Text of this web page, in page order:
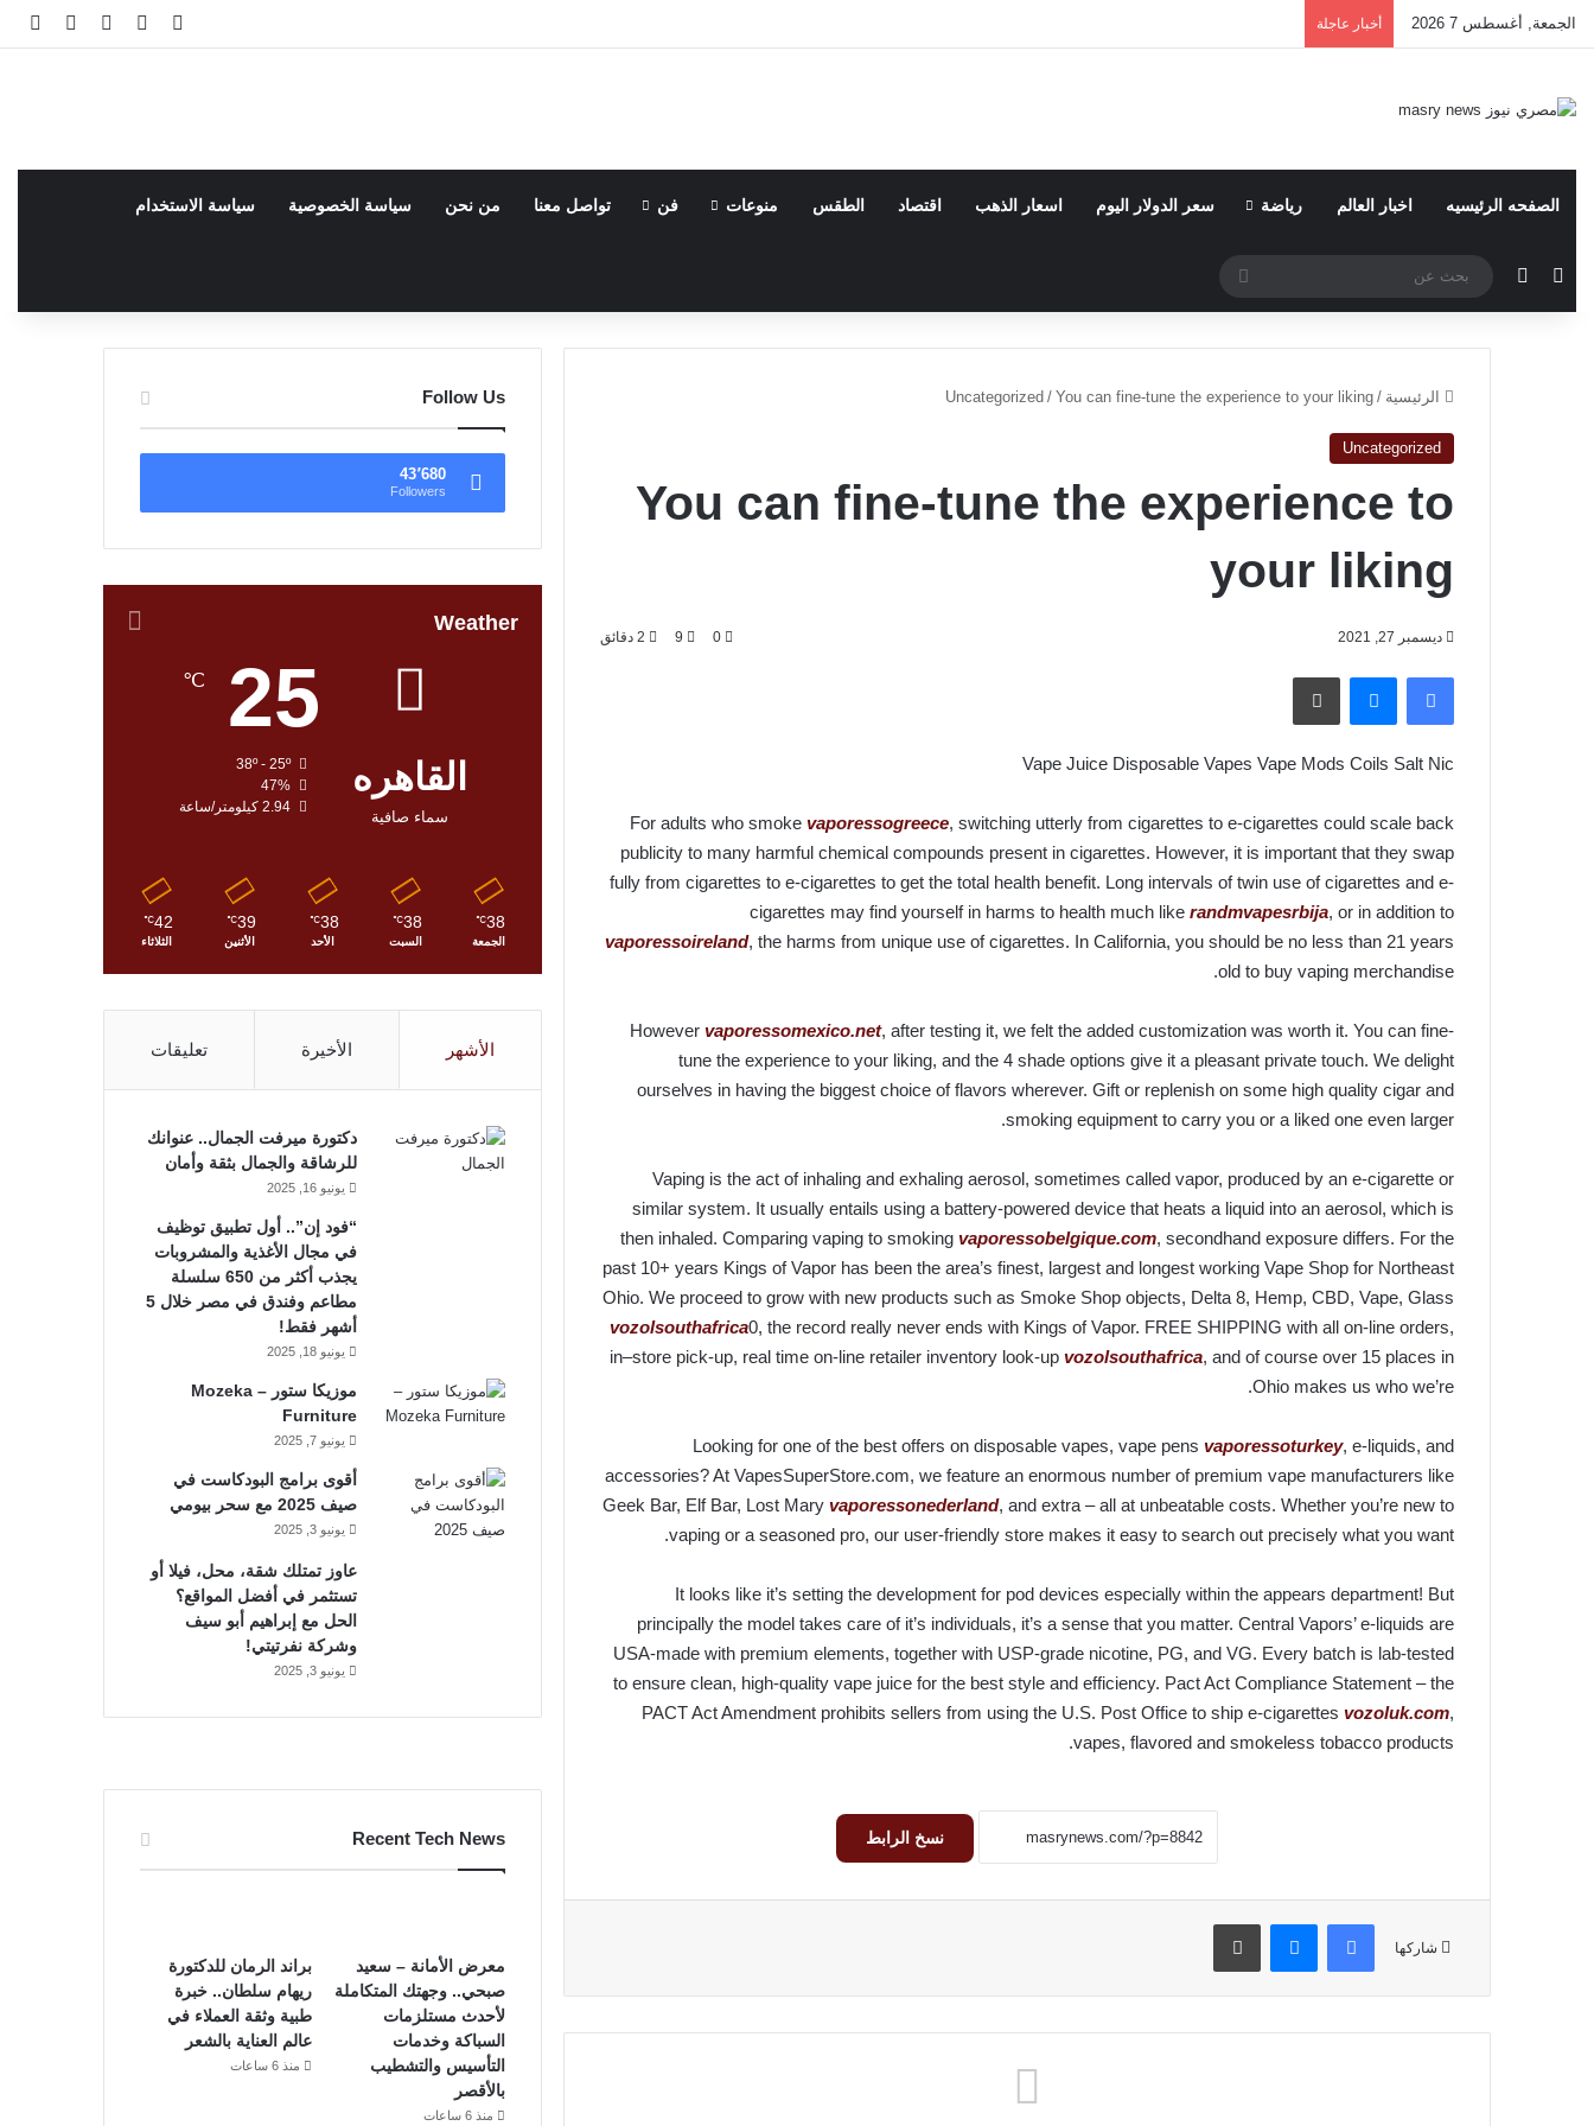
الجمعة, أغسطس 7 2026 أخبار عاجلة فيسبوكfacebookتسجيلمقال
الصفحه الرئيسيه اخبار العالم رياضة سعر الدولار اليوم اسعار الذهب اقتصاد الطقس منوعات فن تواصل معنا من نحن سياسة الخصوصية سياسة الاستخدام
مقال عشوائي
الوضع المظلم
عن
الرئيسية /
Uncategorized / You can fine-tune the experience to your liking
Uncategorized
You can fine-tune the experience to
your liking
ديسمبر 27, 2021 0
9
فيسبوك
Vape Juice Disposable Vapes Vape Mods Coils Salt Nic
For adults who smoke vaporessogreece, switching utterly from cigarettes to e-cigarettes could scale back
publicity to many harmful chemical compounds present in cigarettes. However, it is important that they swap
fully from cigarettes to e-cigarettes to get the total health benefit. Long intervals of twin use of cigarettes and e-
cigarettes may find yourself in harms to health much like randmvapesrbija, or in addition to
vaporessoireland, the harms from unique use of cigarettes. In California, you should be no less than 21 years
old to buy vaping merchandise.
However vaporessomexico.net, after testing it, we felt the added customization was worth it. You can fine-
tune the experience to your liking, and the 4 shade options give it a pleasant private touch. We delight
ourselves in having the biggest choice of flavors wherever. Gift or replenish on some high quality cigar and
smoking equipment to carry you or a liked one even larger.
Vaping is the act of inhaling and exhaling aerosol, sometimes called vapor, produced by an e-cigarette or
similar system. It usually entails using a battery-powered device that heats a liquid into an aerosol, which is
then inhaled. Comparing vaping to smoking vaporessobelgique.com, secondhand exposure differs. For the
past 10+ years Kings of Vapor has been the area’s finest, largest and longest working Vape Shop for Northeast
Ohio. We proceed to grow with new products such as Smoke Shop objects, Delta 8, Hemp, CBD, Vape, Glass
vozolsouthafrica0, the record really never ends with Kings of Vapor. FREE SHIPPING with all on-line orders,
in–store pick-up, real time on-line retailer inventory look-up vozolsouthafrica, and of course over 15 places in
Ohio makes us who we’re.
Looking for one of the best offers on disposable vapes, vape pens vaporessoturkey, e-liquids, and
accessories? At VapesSuperStore.com, we feature an enormous number of premium vape manufacturers like
Geek Bar, Elf Bar, Lost Mary vaporessonederland, and extra – all at unbeatable costs. Whether you’re new to
vaping or a seasoned pro, our user-friendly store makes it easy to search out precisely what you want.
It looks like it’s setting the development for pod devices especially within the appears department! But
principally the model takes care of it’s individuals, it’s a sense that you matter. Central Vapors’ e-liquids are
USA-made with premium elements, together with USP-grade nicotine, PG, and VG. Every batch is lab-tested
to ensure clean, high-quality vape juice for the best style and efficiency. Pact Act Compliance Statement – the
PACT Act Amendment prohibits sellers from using the U.S. Post Office to ship e-cigarettes vozoluk.com,
vapes, flavored and smokeless tobacco products.
نسخ الرابط
شاركها
فيسبوك
Follow Us
43٬680
Followers
Weather
القاهره
سماء صافية
25
℃
38º - 25º
47%
2.94 كيلومتر/ساعة
38
℃
الجمعة
38
℃
السبت
38
℃
الأحد
39
℃
الأثنين
42
℃
الثلاثاء
الأشهر الأخيرة تعليقات
دكتورة ميرفت الجمال.. عنوانك
للرشاقة والجمال بثقة وأمان
يونيو 16, 2025
“فود إن”.. أول تطبيق توظيف
في مجال الأغذية والمشروبات
يجذب أكثر من 650 سلسلة
مطاعم وفندق في مصر خلال 5
أشهر فقط!
يونيو 18, 2025
موزيكا ستور – Mozeka
Furniture
يونيو 7, 2025
أقوى برامج البودكاست في
صيف 2025 مع سحر بيومي
يونيو 3, 2025
عاوز تمتلك شقة، محل، فيلا أو
تستثمر في أفضل المواقع؟
الحل مع إبراهيم أبو سيف
وشركة نفرتيتي!
يونيو 3, 2025
Recent Tech News
معرض الأمانة – سعيد
صبحي.. وجهتك المتكاملة
لأحدث مستلزمات
السباكة وخدمات
التأسيس والتشطيب
بالأقصر
منذ 6 ساعات
براند الرمان للدكتورة
ريهام سلطان.. خبرة
طبية وثقة العملاء في
عالم العناية بالشعر
منذ 6 ساعات